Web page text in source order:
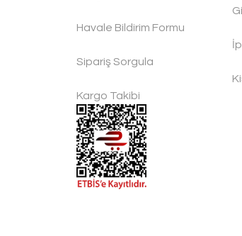
Havale Bildirim Formu
Sipariş Sorgula
Kargo Takibi